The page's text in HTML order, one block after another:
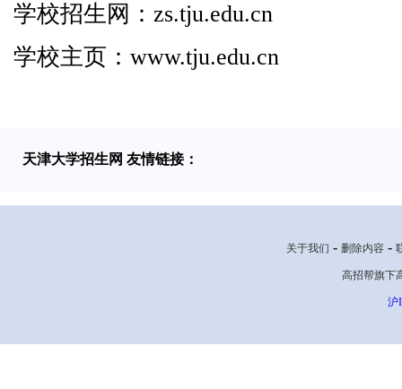
学校招生网：zs.tju.edu.cn
学校主页：www.tju.edu.cn
天津大学招生网 友情链接：
关于我们 -删除内容 -
高招帮旗下
沪